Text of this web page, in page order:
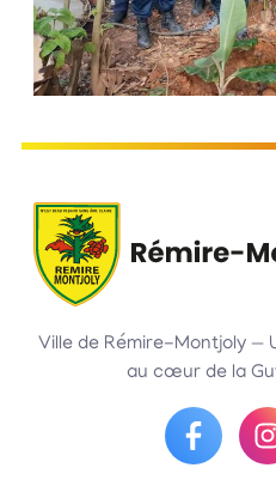
Ville de Rémire-Montjoly —
au cœur de la